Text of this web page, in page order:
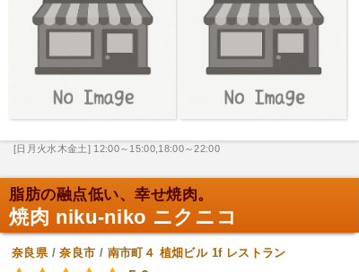
[日月火水木金土] 12:00～15:00,18:00～22:00
脂肪の融点低い、幸せ焼肉。
焼肉 niku-niko ニクニコ
奈良県/奈良市 / 南市町４ 植畑ビル 1f レストラン